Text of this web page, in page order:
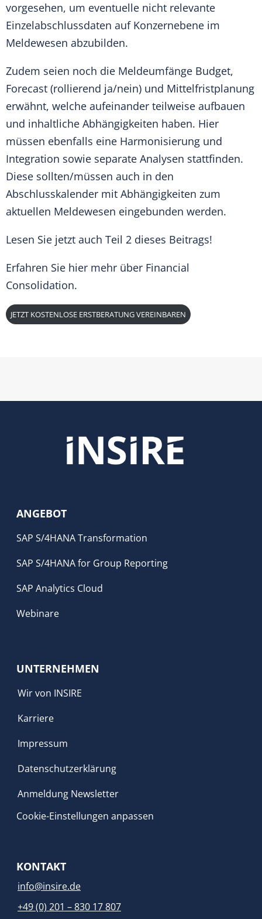
vorgesehen, um eventuelle nicht relevante
Einzelabschlussdaten auf Konzernebene im
Meldewesen abzubilden.
Zudem seien noch die Meldeumfänge Budget,
Forecast (rollierend ja/nein) und Mittelfristplanung
erwähnt, welche aufeinander teilweise aufbauen
und inhaltliche Abhängigkeiten haben. Hier
müssen ebenfalls eine Harmonisierung und
Integration sowie separate Analysen stattfinden.
Diese sollten/müssen auch in den
Abschlusskalender mit Abhängigkeiten zum
aktuellen Meldewesen eingebunden werden.
Lesen Sie jetzt auch Teil 2 dieses Beitrags!
Erfahren Sie hier mehr über Financial
Consolidation.
JETZT KOSTENLOSE ERSTBERATUNG VEREINBAREN
ANGEBOT
SAP S/4HANA Transformation
SAP S/4HANA for Group Reporting
SAP Analytics Cloud
Webinare
UNTERNEHMEN
Wir von INSIRE
Karriere
Impressum
Datenschutzerklärung
Anmeldung Newsletter
Cookie-Einstellungen anpassen
KONTAKT
info@insire.de
+49 (0) 201 – 830 17 807